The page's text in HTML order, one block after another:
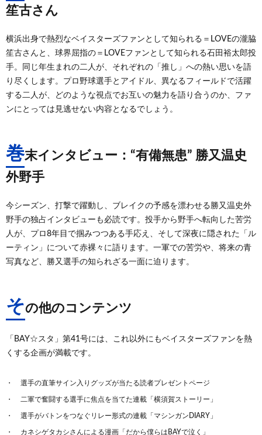
笙古さん
横浜出身で熱烈なベイスターズファンとして知られる＝LOVEの瀧脇
笙古さんと、球界屈指の＝LOVEファンとして知られる石田裕太郎投
手。同じ年生まれの二人が、それぞれの「推し」への熱い思いを語
り尽くします。プロ野球選手とアイドル、異なるフィールドで活躍
する二人が、どのような視点でお互いの魅力を語り合うのか、ファ
ンにとっては見逃せない内容となるでしょう。
巻末インタビュー：“有備無患” 勝又温史
外野手
今シーズン、打撃で躍動し、ブレイクの予感を漂わせる勝又温史外
野手の独占インタビューも必読です。投手から野手へ転向した苦労
人が、プロ8年目で掴みつつある手応え、そして深夜に隠された「ル
ーティン」について赤裸々に語ります。一軍での苦労や、将来の青
写真など、勝又選手の知られざる一面に迫ります。
その他のコンテンツ
「BAY☆スタ」第41号には、これ以外にもベイスターズファンを熱
くする企画が満載です。
選手の直筆サイン入りグッズが当たる読者プレゼントページ
二軍で奮闘する選手に焦点を当てた連載「横須賀ストーリー」
選手がバトンをつなぐリレー形式の連載「マシンガンDIARY」
カネシゲタカシさんによる漫画「だから僕らはBAYで泣く」